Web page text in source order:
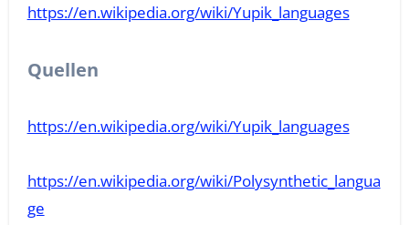
https://en.wikipedia.org/wiki/Yupik_languages
Quellen
https://en.wikipedia.org/wiki/Yupik_languages
https://en.wikipedia.org/wiki/Polysynthetic_langua
ge